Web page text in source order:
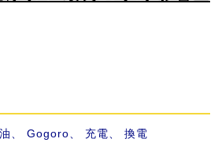
Gogoro 充電 換電